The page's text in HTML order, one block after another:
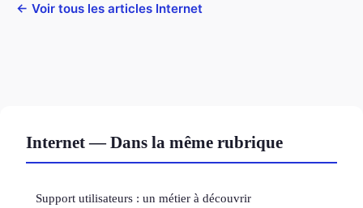
← Voir tous les articles Internet
Internet — Dans la même rubrique
Support utilisateurs : un métier à découvrir